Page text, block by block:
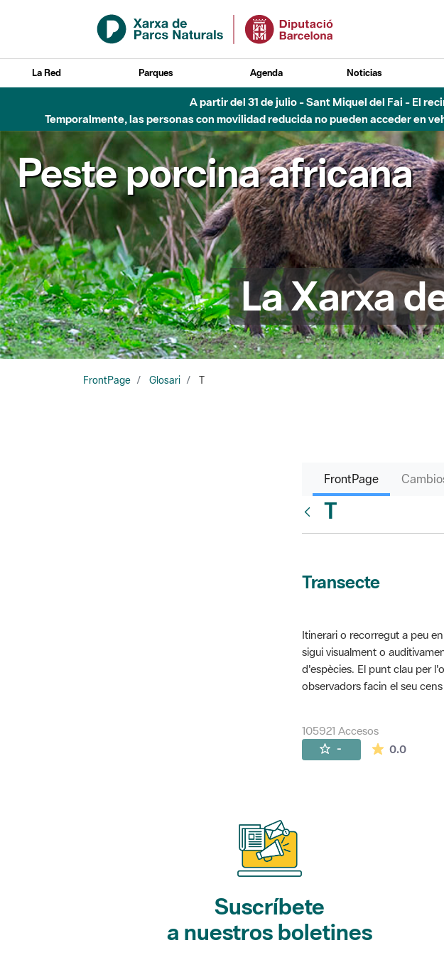
Saltar al contenido principal
La Red Parques Agenda Noticias
A partir del 31 de julio - Sant Miquel del Fai - El
Temporalmente, las personas con movilidad reducida no pueden acceder en
Peste porcina africana
La Xarxa
FrontPage Glosari T
FrontPage
T
Transecte
Itinerari o recorregut a peu
sigui visualment o
d'espècies. El punt clau per
observadors facin el seu
105921 Accesos
- 0.0La
Suscríbete
a nuestros boletines